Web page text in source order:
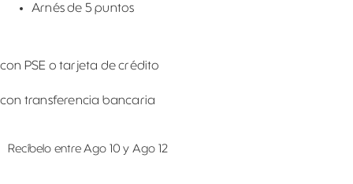
Arnés de 5 puntos
con PSE o tarjeta de crédito
con transferencia bancaria
Recíbelo entre Ago 10 y Ago 12